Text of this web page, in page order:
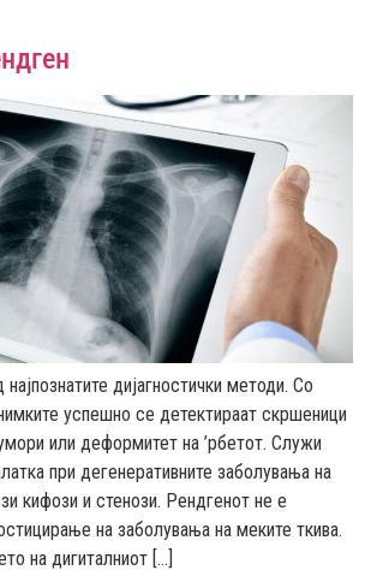
дијагностички методи. Со
успешно се детектираат скршеници
или деформитет на ’рбетот. Служи
при дегенеративните заболувања на
кифози и стенози. Рендгенот не е
на заболувања на меките ткива.
на дигиталниот […]